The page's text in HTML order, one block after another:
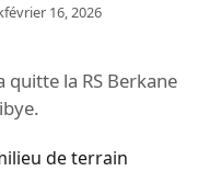
février 16, 2026
la RS Berkane
de terrain